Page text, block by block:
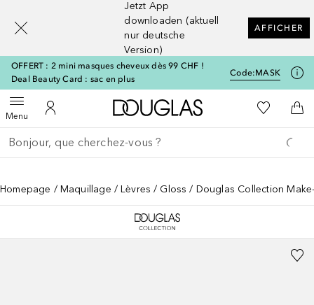
Jetzt App
downloaden (aktuell
nur deutsche
Version)
AFFICHER
OFFERT : 2 mini masques cheveux dès 99 CHF !
Deal Beauty Card : sac en plus
Code:MASK
MenuOuvrir le menuVers Mon Compte
Vers l'accueil Douglas
Vers Ma
Retourner
Exécuter la recherche
Homepage Maquillage Lèvres Gloss Douglas Collection
[navigation.slideout.screenreader]